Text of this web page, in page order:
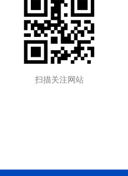
扫描关注网站